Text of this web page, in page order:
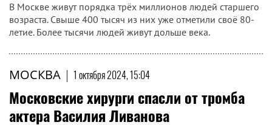
В Москве живут порядка трёх миллионов людей старшего
возраста. Свыше 400 тысяч из них уже отметили своё 80-
летие. Более тысячи людей живут дольше века.
МОСКВА | 1 октября 2024, 15:04
Московские хирурги спасли от тромба
актера Василия Ливанова